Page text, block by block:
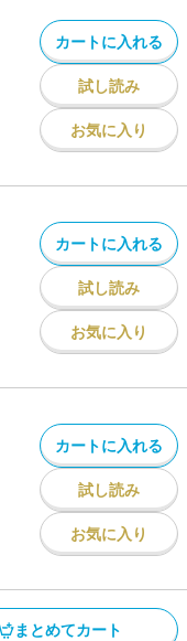
カートに入れる
試し読み
お気に入り
カートに入れる
試し読み
お気に入り
カートに入れる
試し読み
お気に入り
まとめてカート